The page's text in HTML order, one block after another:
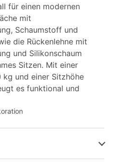
für einen modernen
mit
Schaumstoff und
die Rückenlehne mit
und Silikonschaum
Sitzen. Mit einer
kg und einer Sitzhöhe
es funktional und